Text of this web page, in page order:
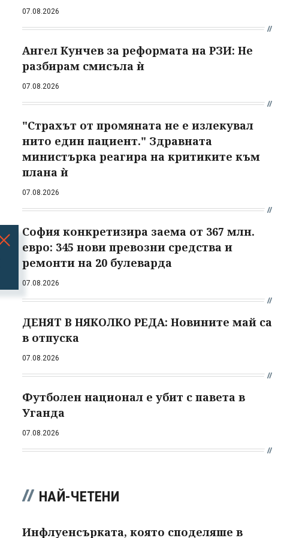
07.08.2026
Ангел Кунчев за реформата на РЗИ: Не
разбирам смисъла ѝ
07.08.2026
"Страхът от промяната не е излекувал
нито един пациент." Здравната
министърка реагира на критиките към
плана ѝ
07.08.2026
София конкретизира заема от 367 млн.
евро: 345 нови превозни средства и
ремонти на 20 булеварда
07.08.2026
ДЕНЯТ В НЯКОЛКО РЕДА: Новините май са
в отпуска
07.08.2026
Футболен национал е убит с павета в
Уганда
07.08.2026
НАЙ-ЧЕТЕНИ
Инфлуенсърката, която споделяше в